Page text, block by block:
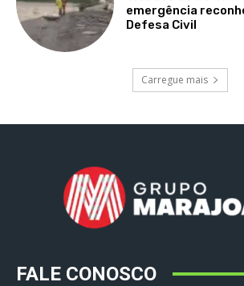
emergência
Defesa Civil
Carregue mais
FALE CONOSCO